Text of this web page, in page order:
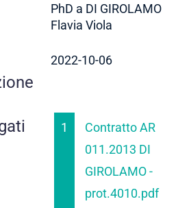
PhD a DI GIROLAMO
Flavia Viola
2022-10-06
1
Contratto AR
011.2013 DI
GIROLAMO -
prot.4010.pdf